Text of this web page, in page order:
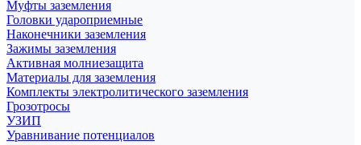
Муфты заземления
Головки удароприемные
Наконечники заземления
Зажимы заземления
Активная молниезащита
Материалы для заземления
Комплекты электролитического заземления
Грозотросы
УЗИП
Уравнивание потенциалов